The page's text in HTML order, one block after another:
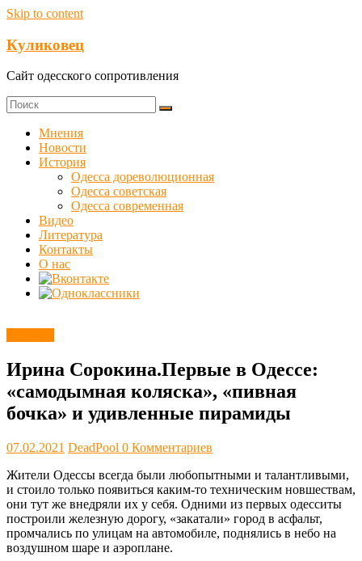
Skip to content
Куликовец
Сайт одесского сопротивления
Мнения
Новости
История
Одесса дореволюционная
Одесса советская
Одесса современная
Видео
Литература
Контакты
О нас
Ирина Сорокина.Первые в Одессе:
«самодымная коляска», «пивная
бочка» и удивленные пирамиды
07.02.2021 DeadPool 0 Комментариев
Жители Одессы всегда были любопытными и талантливыми,
и стоило только появиться каким-то техническим новшествам,
они тут же внедряли их у себя. Одними из первых одесситы
построили железную дорогу, «закатали» город в асфальт,
промчались по улицам на автомобиле, поднялись в небо на
воздушном шаре и аэроплане.